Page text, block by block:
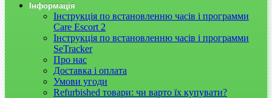
Інформація
Інструкція по встановленню часів і программи
Care Escort 2
Інструкція по встановленню часів і программи
SeTracker
Про нас
Доставка і оплата
Умови угоди
Refurbished товари: чи варто їх купувати?